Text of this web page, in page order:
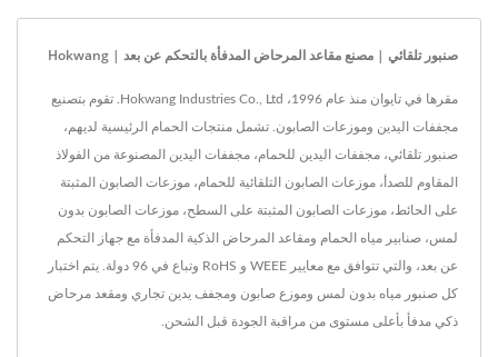
صنبور تلقائي | مصنع مقاعد المرحاض المدفأة بالتحكم عن بعد | Hokwang
مقرها في تايوان منذ عام 1996، Hokwang Industries Co., Ltd. تقوم بتصنيع
مجففات اليدين وموزعات الصابون. تشمل منتجات الحمام الرئيسية لديهم،
صنبور تلقائي، مجففات اليدين للحمام، مجففات اليدين المصنوعة من الفولاذ
المقاوم للصدأ، موزعات الصابون التلقائية للحمام، موزعات الصابون المثبتة
على الحائط، موزعات الصابون المثبتة على السطح، موزعات الصابون بدون
لمس، صنابير مياه الحمام ومقاعد المرحاض الذكية المدفأة مع جهاز التحكم
عن بعد، والتي تتوافق مع معايير WEEE و RoHS وتباع في 96 دولة. يتم اختبار
كل صنبور مياه بدون لمس وموزع صابون ومجفف يدين تجاري ومقعد مرحاض
ذكي مدفأ بأعلى مستوى من مراقبة الجودة قبل الشحن.